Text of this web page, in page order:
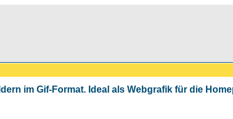
im Gif-Format. Ideal als Webgrafik für die